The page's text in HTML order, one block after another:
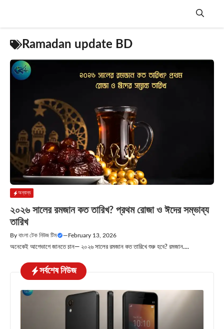
Menu
Ramadan update BD
অন্যান্য
২০২৬ সালের রমজান কত তারিখ? প্রথম রোজা ও ঈদের সম্ভাব্য
তারিখ
By বাংলা টেক নিউজ টিম —February 13, 2026
অনেকেই আগেভাগে জানতে চান— ২০২৬ সালের রমজান কত তারিখে শুরু হবে? রমজান....
সর্বশেষ নিউজ